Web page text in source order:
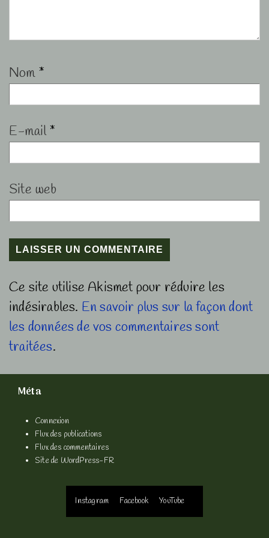
Nom *
E-mail*
Site web
Ce site utilise Akismet pour réduire les
indésirables. En savoir plus sur la façon dont
les données de vos commentaires sont
traitées.
Méta
Connexion
Flux des publications
Flux des commentaires
Site de WordPress-FR
Menu
Instagram Facebook YouTube